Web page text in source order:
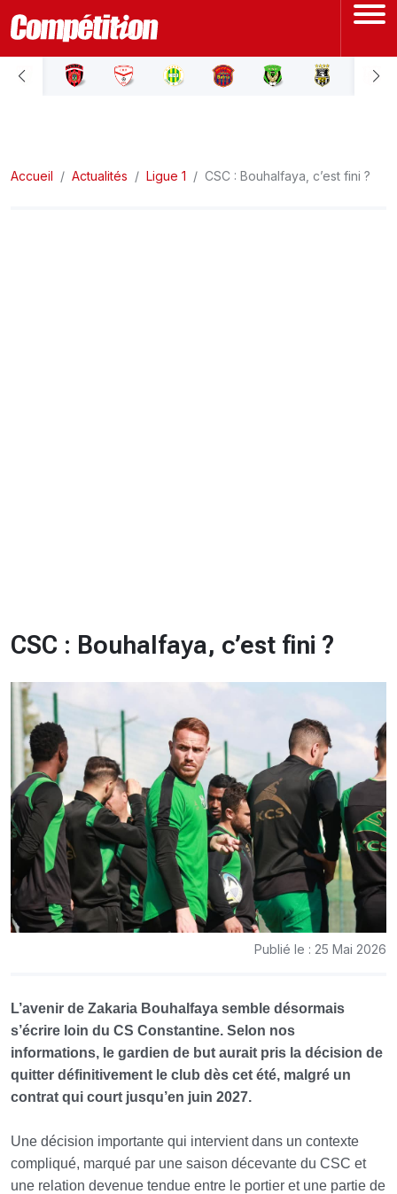
ACCUEIL
LIGUE 2
Accueil Actualités Ligue 1 CSC : Bouhalfaya, c’est fini ?
CSC : Bouhalfaya, c’est fini ?
Publié le : 25 Mai 2026
L’avenir de Zakaria Bouhalfaya semble désormais
s’écrire loin du CS Constantine. Selon nos
informations, le gardien de but aurait pris la décision de
quitter définitivement le club dès cet été, malgré un
contrat qui court jusqu’en juin 2027.
Une décision importante qui intervient dans un contexte
compliqué, marqué par une saison décevante du CSC et
une relation devenue tendue entre le portier et une partie de